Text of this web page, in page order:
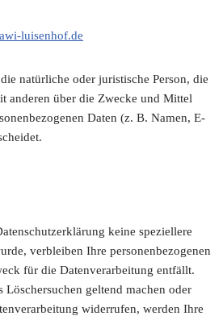
luisenhof.de
natürliche oder juristische Person, die
anderen über die Zwecke und Mittel
Daten (z. B. Namen, E-
keine speziellere
verbleiben Ihre personenbezogenen
für die Datenverarbeitung entfällt.
Löschersuchen geltend machen oder
widerrufen, werden Ihre